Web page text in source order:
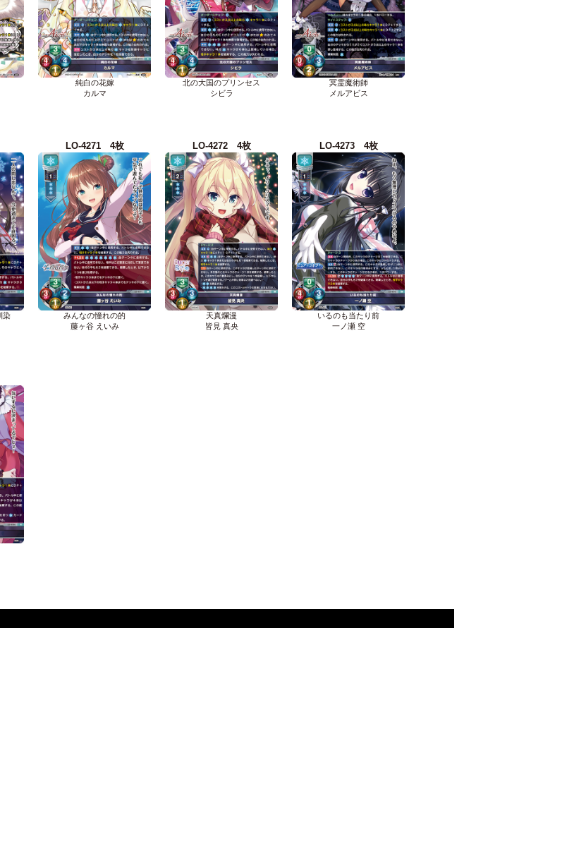
純白の花嫁
カルマ
北の大国のプリンセス
シビラ
冥霊魔術師
メルアビス
染
LO-4271 4枚
みんなの憧れの的
藤ヶ谷 えいみ
LO-4272 4枚
天真爛漫
皆見 真央
LO-4273 4枚
いるのも当たり前
一ノ瀬 空